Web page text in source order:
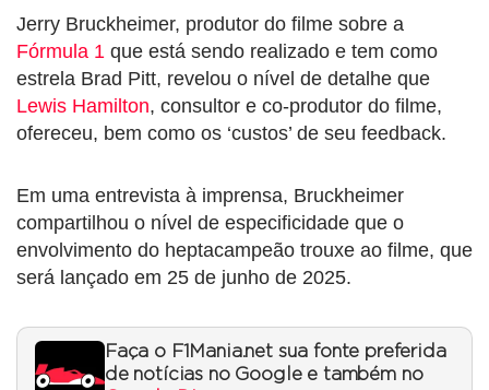
Jerry Bruckheimer, produtor do filme sobre a
Fórmula 1 que está sendo realizado e tem como
estrela Brad Pitt, revelou o nível de detalhe que
Lewis Hamilton, consultor e co-produtor do filme,
ofereceu, bem como os ‘custos’ de seu feedback.
Em uma entrevista à imprensa, Bruckheimer
compartilhou o nível de especificidade que o
envolvimento do heptacampeão trouxe ao filme, que
será lançado em 25 de junho de 2025.
Faça o F1Mania.net sua fonte preferida
de notícias no Google e também no